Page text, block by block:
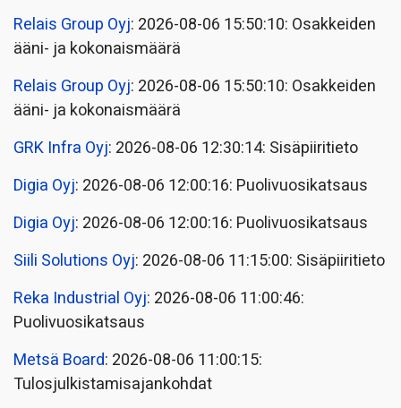
Relais Group Oyj: 2026-08-06 15:50:10: Osakkeiden
ääni- ja kokonaismäärä
Relais Group Oyj: 2026-08-06 15:50:10: Osakkeiden
ääni- ja kokonaismäärä
GRK Infra Oyj: 2026-08-06 12:30:14: Sisäpiiritieto
Digia Oyj: 2026-08-06 12:00:16: Puolivuosikatsaus
Digia Oyj: 2026-08-06 12:00:16: Puolivuosikatsaus
Siili Solutions Oyj: 2026-08-06 11:15:00: Sisäpiiritieto
Reka Industrial Oyj: 2026-08-06 11:00:46:
Puolivuosikatsaus
Metsä Board: 2026-08-06 11:00:15:
Tulosjulkistamisajankohdat